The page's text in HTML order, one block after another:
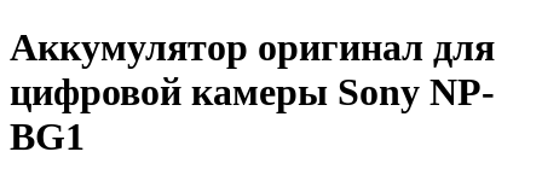
Аккумулятор оригинал для
цифровой камеры Sony NP-
BG1